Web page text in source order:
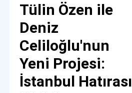
Tülin Özen ile
Deniz
Celiloğlu'nun
Yeni Projesi:
İstanbul Hatırası